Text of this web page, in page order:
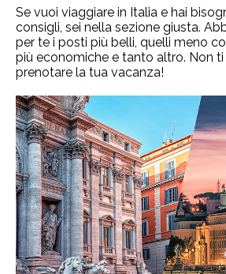
Se vuoi viaggiare in Italia e hai
consigli, sei nella sezione giusta.
per te i posti più belli, quelli meno
più economiche e tanto altro. Non
prenotare la tua vacanza!